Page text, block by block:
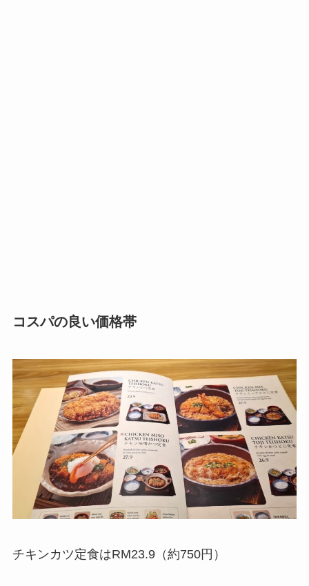
コスパの良い価格帯
チキンカツ定食はRM23.9（約750円）